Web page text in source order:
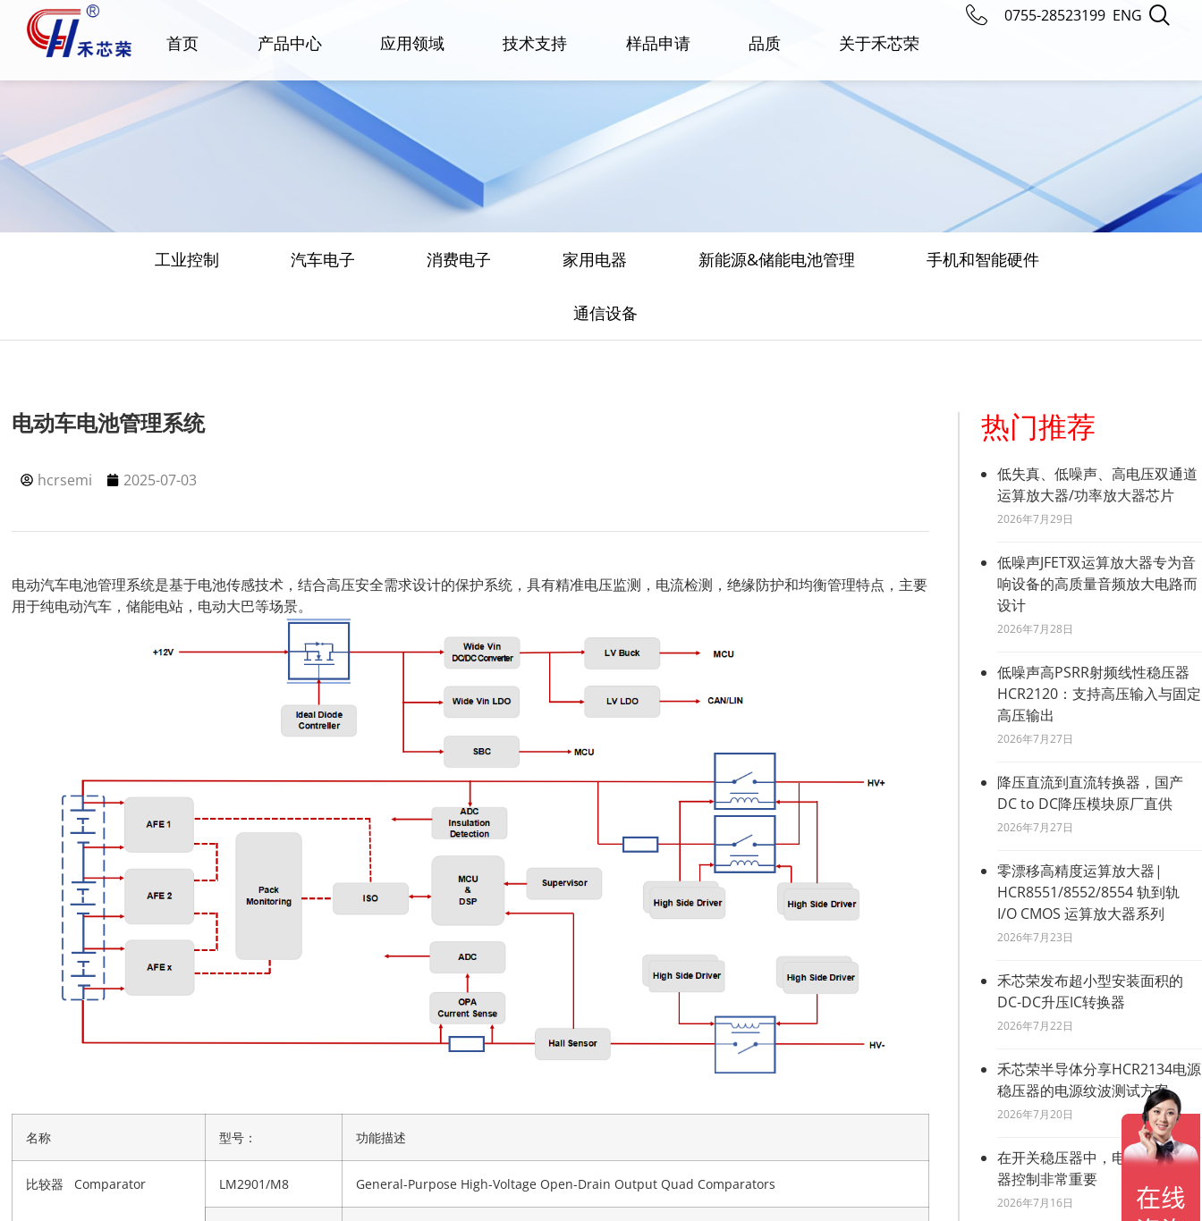
首页 产品中心 应用领域 技术支持 样品申请 品质 关于禾芯荣
0755-28523199 ENG
工业控制 汽车电子 消费电子 家用电器 新能源&储能电池管理 手机和智能硬件
通信设备
电动车电池管理系统
hcrsemi 2025-07-03
电动汽车电池管理系统是基于电池传感技术，结合高压安全需求设计的保护系统，具有精准电压监测，电流检测，绝缘防护和均衡管理特点，主要
用于纯电动汽车，储能电站，电动大巴等场景。
名称 型号： 功能描述
比较器 Comparator LM2901/M8 General-Purpose High-Voltage Open-Drain Output Quad Comparators
热门推荐
低失真、低噪声、高电压双通道
运算放大器/功率放大器芯片
2026年7月29日
低噪声JFET双运算放大器专为音
响设备的高质量音频放大电路而
设计
2026年7月28日
低噪声高PSRR射频线性稳压器
HCR2120：支持高压输入与固定
高压输出
2026年7月27日
降压直流到直流转换器，国产
DC to DC降压模块原厂直供
2026年7月27日
零漂移高精度运算放大器|
HCR8551/8552/8554 轨到轨
I/O CMOS 运算放大器系列
2026年7月23日
禾芯荣发布超小型安装面积的
DC-DC升压IC转换器
2026年7月22日
禾芯荣半导体分享HCR2134电源
稳压器的电源纹波测试方案
2026年7月20日
在开关稳压器中，电流模式稳压
器控制非常重要
2026年7月16日